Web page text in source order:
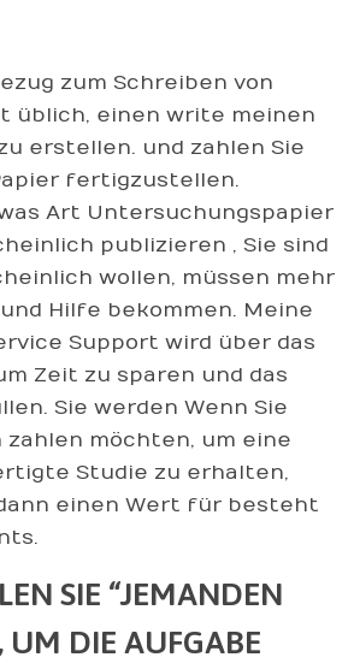
zum Schreiben von
üblich, einen write meinen
erstellen. und zahlen Sie
fertigzustellen.
Art Untersuchungspapier
publizieren , Sie sind
wollen, müssen mehr
Hilfe bekommen. Meine
Support wird über das
Zeit zu sparen und das
Sie werden Wenn Sie
möchten, um eine
Studie zu erhalten,
einen Wert für besteht
SIE “JEMANDEN
UM DIE AUFGABE